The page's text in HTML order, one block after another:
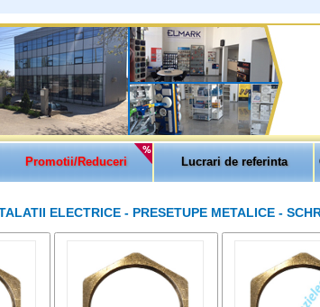
Promotii/Reduceri Lucrari de referinta
ELECTRICE - PRESETUPE METALICE -